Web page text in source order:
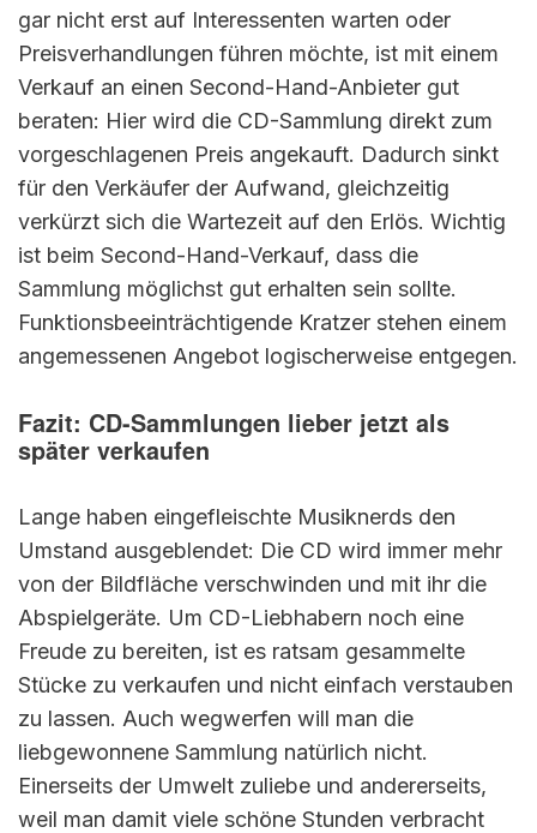
gar nicht erst auf Interessenten warten oder
Preisverhandlungen führen möchte, ist mit einem
Verkauf an einen Second-Hand-Anbieter gut
beraten: Hier wird die CD-Sammlung direkt zum
vorgeschlagenen Preis angekauft. Dadurch sinkt
für den Verkäufer der Aufwand, gleichzeitig
verkürzt sich die Wartezeit auf den Erlös. Wichtig
ist beim Second-Hand-Verkauf, dass die
Sammlung möglichst gut erhalten sein sollte.
Funktionsbeeinträchtigende Kratzer stehen einem
angemessenen Angebot logischerweise entgegen.
Fazit: CD-Sammlungen lieber jetzt als
später verkaufen
Lange haben eingefleischte Musiknerds den
Umstand ausgeblendet: Die CD wird immer mehr
von der Bildfläche verschwinden und mit ihr die
Abspielgeräte. Um CD-Liebhabern noch eine
Freude zu bereiten, ist es ratsam gesammelte
Stücke zu verkaufen und nicht einfach verstauben
zu lassen. Auch wegwerfen will man die
liebgewonnene Sammlung natürlich nicht.
Einerseits der Umwelt zuliebe und andererseits,
weil man damit viele schöne Stunden verbracht